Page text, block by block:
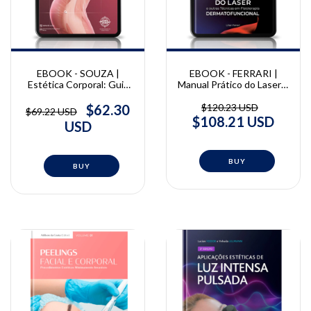
EBOOK - SOUZA |
Estética Corporal: Guia
procedimentos e
introdução à estética
celular | Alex de Souza
$69.22 USD
$62.30
USD
EBOOK - FERRARI |
Manual Prático do Laser e
Fisioterapia
Dermatofuncional | Lilian
Ferrari
$120.23 USD
$108.21 USD